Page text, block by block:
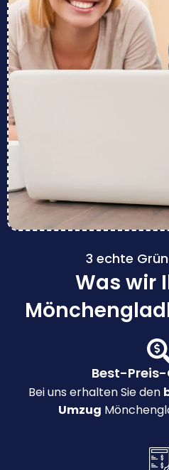
3 echte
Was wir
Best-
Bei uns erhalten Sie den
Umzug